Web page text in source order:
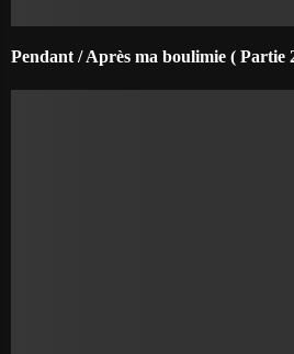
Pendant / Après ma boulimie ( Partie